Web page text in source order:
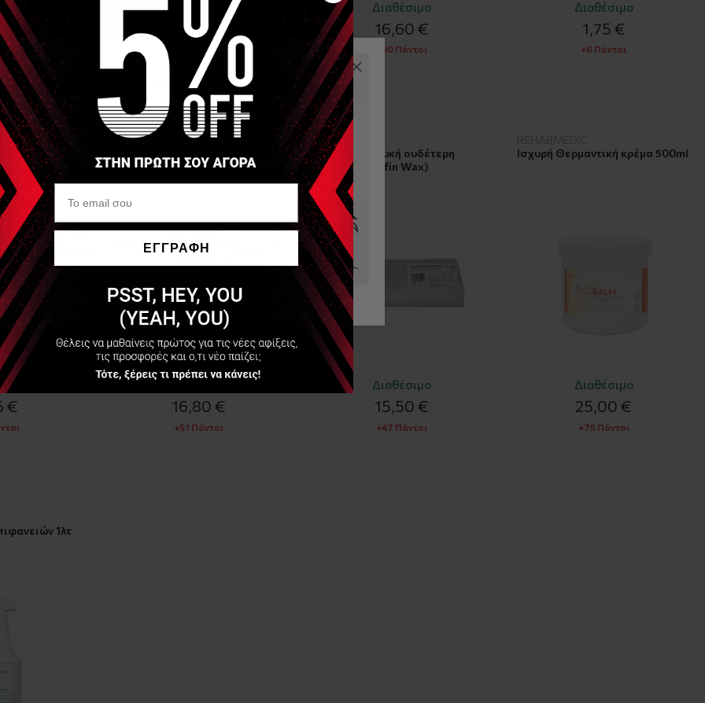
€
Διαθέσιμο
13,85 €
+42 Πόντοι
Διαθέσιμο
16,60 €
+50 Πόντοι
Διαθέσιμο
1,75 €
+6 Πόντοι
με
€
SAVITA OIL
Παραφινέλαιο 4lt (Paraffin Oil)
Διαθέσιμο
16,80 €
+51 Πόντοι
CALVO
Παραφίνη λευκή ουδέτερη
1,25kg (Paraffin Wax)
Διαθέσιμο
15,50 €
+47 Πόντοι
Ισχυρή Θερμαντική κρέμα 500ml
Διαθέσιμο
25,00 €
+75 Πόντοι
1λτ
Να μην εμφανιστεί ξανά
ΕΓΓΡΑΦΗ